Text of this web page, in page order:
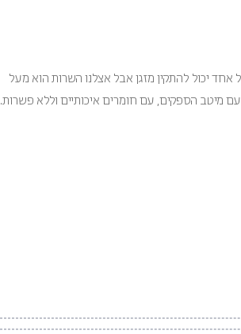
אחד יכול להתקין מזגן אבל אצלנו השרות הוא מעל
מיטב הספקים, עם חומרים איכותיים וללא פשרות.